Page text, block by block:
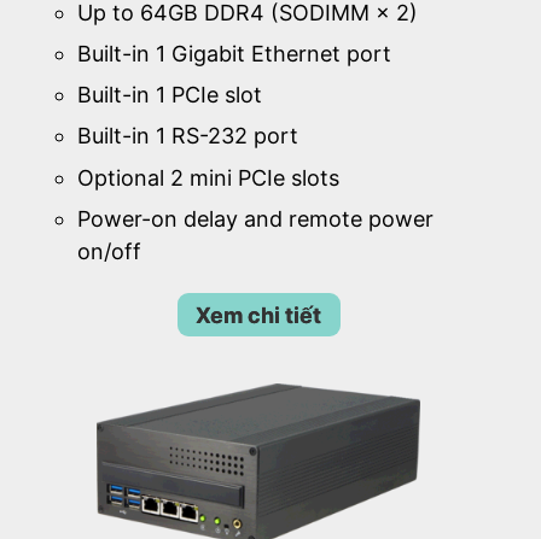
Up to 64GB DDR4 (SODIMM × 2)
Built-in 1 Gigabit Ethernet port
Built-in 1 PCIe slot
Built-in 1 RS-232 port
Optional 2 mini PCIe slots
Power-on delay and remote power
on/off
Xem chi tiết